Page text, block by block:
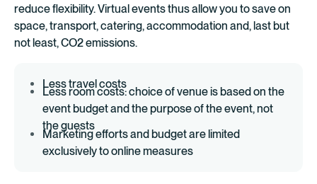
reduce flexibility. Virtual events thus allow you to save on
space, transport, catering, accommodation and, last but
not least, CO2 emissions.
Less travel costs
Less room costs: choice of venue is based on the
event budget and the purpose of the event, not
the guests
Marketing efforts and budget are limited
exclusively to online measures